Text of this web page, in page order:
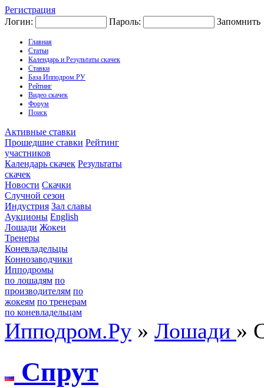
Регистрация
Логин:
Пароль: Запомнить
Главная
Статьи
Календарь и Результаты скачек
Ставки
База Ипподром.РУ
Рейтинг
Видео скачек
Форум
Поиск
Активные ставки
Прошедшие ставки Рейтинг
участников
Календарь скачек Результаты
скачек
Новости Скачки
Случной сезон
Индустрия Зал славы
Аукционы English
Лошади Жокеи
Тренеры
Коневладельцы
Коннозаводчики
Ипподромы
по лошадям по
производителям по
жокеям по тренерам
по коневладельцам
Ипподром.Ру » Лошади »
Спрут